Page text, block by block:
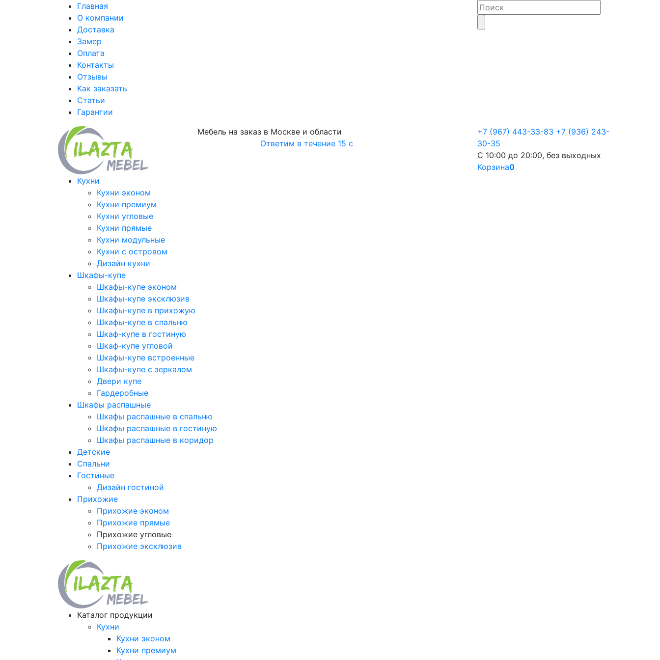
Главная
О компании
Доставка
Замер
Оплата
Контакты
Отзывы
Как заказать
Статьи
Гарантии
Мебель на заказ в Москве и области
Ответим в течение 15 с
+7 (967) 443-33-83 +7 (936) 243-
30-35
С 10:00 до 20:00, без выходных
Корзина0
Кухни
Кухни эконом
Кухни премиум
Кухни угловые
Кухни прямые
Кухни модульные
Кухни с островом
Дизайн кухни
Шкафы-купе
Шкафы-купе эконом
Шкафы-купе эксклюзив
Шкафы-купе в прихожую
Шкафы-купе в спальню
Шкаф-купе в гостиную
Шкаф-купе угловой
Шкафы-купе встроенные
Шкафы-купе с зеркалом
Двери купе
Гардеробные
Шкафы распашные
Шкафы распашные в спальню
Шкафы распашные в гостиную
Шкафы распашные в коридор
Детские
Спальни
Гостиные
Дизайн гостиной
Прихожие
Прихожие эконом
Прихожие прямые
Прихожие угловые
Прихожие эксклюзив
Каталог продукции
Кухни
Кухни эконом
Кухни премиум